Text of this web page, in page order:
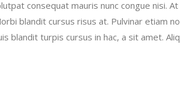
consequat mauris nunc congue nisi.
blandit cursus risus at. Pulvinar etiam
blandit turpis cursus in hac, a sit amet.